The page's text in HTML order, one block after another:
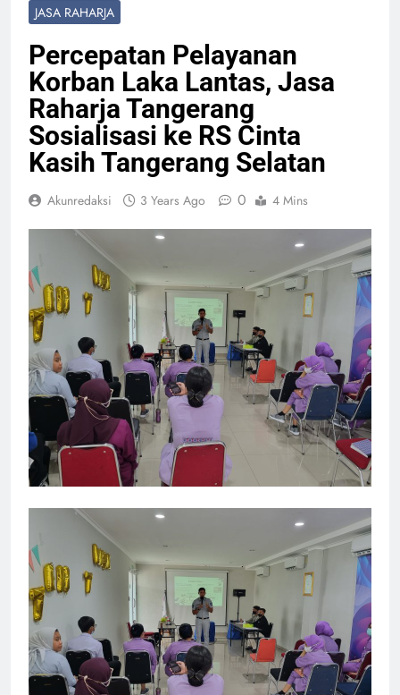
JASA RAHARJA
Percepatan Pelayanan
Korban Laka Lantas, Jasa
Raharja Tangerang
Sosialisasi ke RS Cinta
Kasih Tangerang Selatan
Akunredaksi 3 Years Ago 0 4 Mins